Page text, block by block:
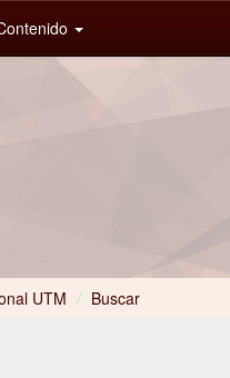
UTM / Buscar